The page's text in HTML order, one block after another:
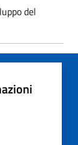
del